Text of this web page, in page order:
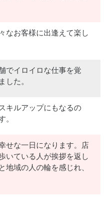
なお客様に出逢えて楽し
でイロイロな仕事を覚
した。
キルアップにもなるの
。
せな一日になります。店
いている人が挨拶を返し
地域の人の輪を感じれ、